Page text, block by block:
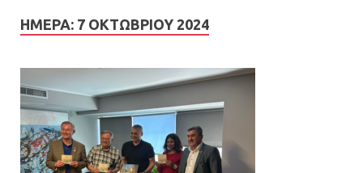
ΗΜΈΡΑ: 7 ΟΚΤΩΒΡΊΟΥ 2024